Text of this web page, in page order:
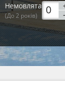
Немовлята
(До 2 років)